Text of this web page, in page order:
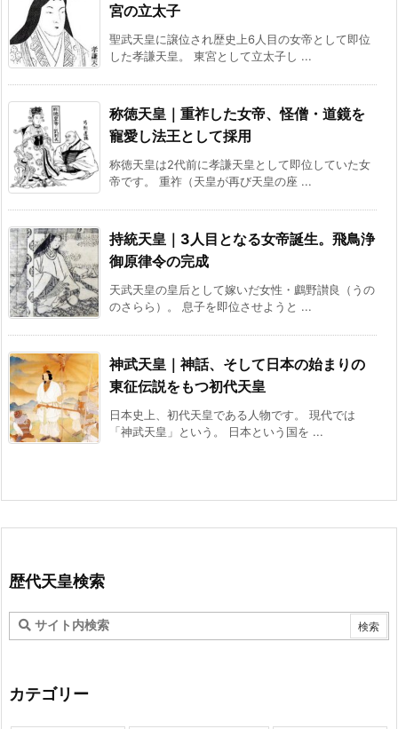
宮の立太子
聖武天皇に譲位され歴史上6人目の女帝として即位
した孝謙天皇。 東宮として立太子し ...
称徳天皇｜重祚した女帝、怪僧・道鏡を
寵愛し法王として採用
称徳天皇は2代前に孝謙天皇として即位していた女
帝です。 重祚（天皇が再び天皇の座 ...
持統天皇｜3人目となる女帝誕生。飛鳥浄
御原律令の完成
天武天皇の皇后として嫁いだ女性・鸕野讃良（うの
のさらら）。 息子を即位させようと ...
神武天皇｜神話、そして日本の始まりの
東征伝説をもつ初代天皇
日本史上、初代天皇である人物です。 現代では
「神武天皇」という。 日本という国を ...
歴代天皇検索
カテゴリー